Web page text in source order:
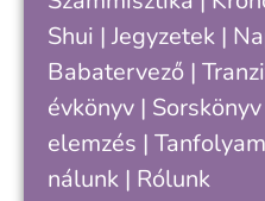
Shui | Jegyzetek |
Babatervező |
évkönyv | Sorskönyv
elemzés |
nálunk | Rólunk